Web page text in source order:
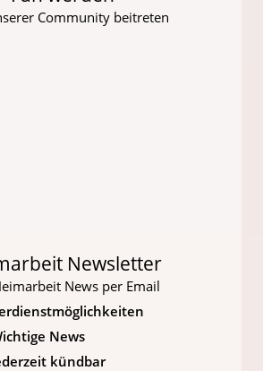
Community beitreten
Newsletter
News per Email
News
kündbar